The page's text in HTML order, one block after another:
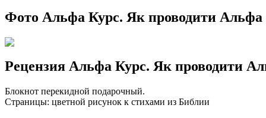
Фото Альфа Курс. Як проводити Альфа
Рецензия Альфа Курс. Як проводити
Блокнот перекидной подарочный.
Страницы: цветной рисунок к стихами из Библии